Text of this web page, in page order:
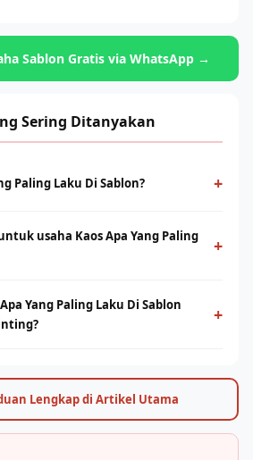
Sablon Gratis via WhatsApp →
Sering Ditanyakan
Paling Laku Di Sablon? +
screen dan tinta yang ditekan ke
untuk produksi massal dengan desain
usaha Kaos Apa Yang Paling
+
otomatis. Konsultasikan dengan
simulasi usaha sesuai budget Anda.
Yang Paling Laku Di Sablon
+
(DTF/sublimasi) unggul untuk order
detail. Keduanya bisa saling
Lengkap di Artikel Utama